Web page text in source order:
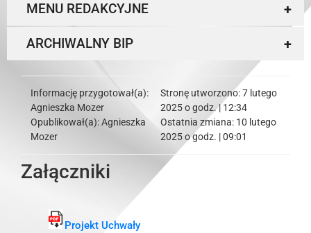
+
MENU REDAKCYJNE
+
ARCHIWALNY BIP
Informację przygotował(a):
Agnieszka Mozer
Opublikował(a):Agnieszka
Mozer
Stronę utworzono:7 lutego
2025 o godz. | 12:34
Ostatnia zmiana: 10 lutego
2025 o godz. | 09:01
Załączniki
Projekt Uchwały